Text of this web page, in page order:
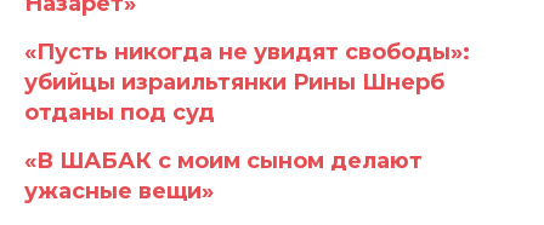
«Пусть никогда не увидят свободы»:
убийцы израильтянки Рины Шнерб
отданы под суд
«В ШАБАК с моим сыном делают
ужасные вещи»